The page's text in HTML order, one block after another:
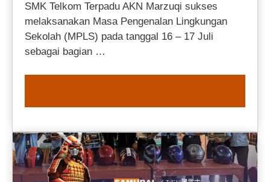
SMK Telkom Terpadu AKN Marzuqi sukses
melaksanakan Masa Pengenalan Lingkungan
Sekolah (MPLS) pada tanggal 16 – 17 Juli
sebagai bagian …